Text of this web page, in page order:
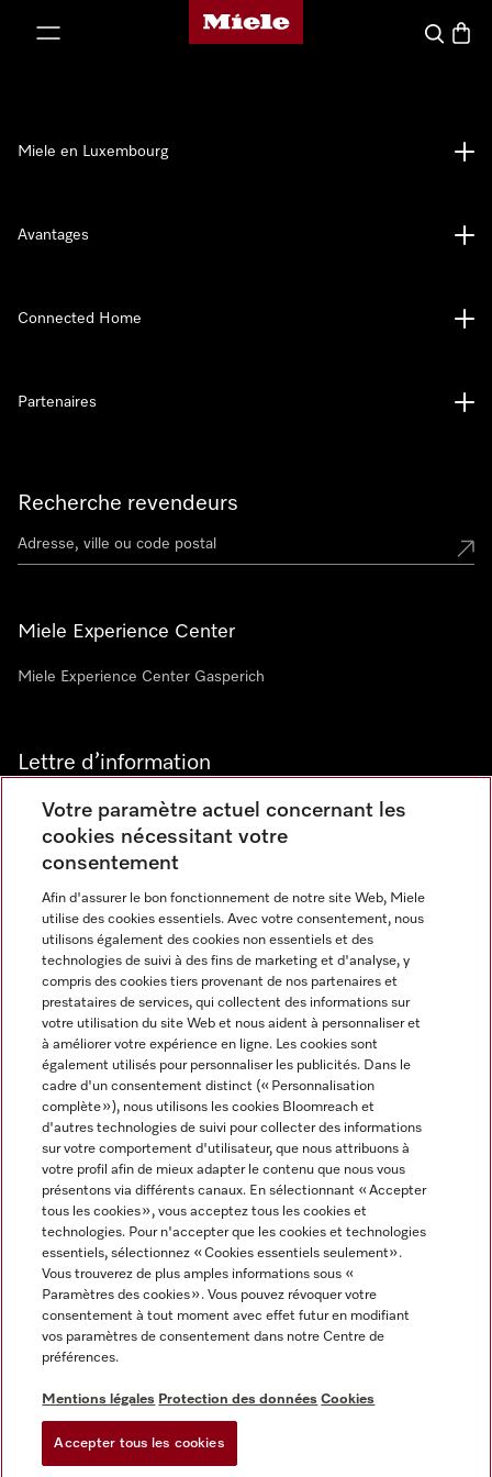
Page d'accueil de Miele
Panier
Recherche revendeurs
Miele Experience Center
Miele Experience Center Gasperich
Lettre d’information
Langue
FRANCAIS
Miele en Luxembourg
Avantages
Connected Home
Partenaires
Informations légales
CGV
Conditions d’utilisation
Déclaration d'accessibilité
Digital Services Act
Miele sur Instagram
Miele sur Youtube
Votre paramètre actuel concernant les
cookies nécessitant votre
consentement
Afin d'assurer le bon fonctionnement de notre site Web, Miele
utilise des cookies essentiels. Avec votre consentement, nous
utilisons également des cookies non essentiels et des
technologies de suivi à des fins de marketing et d'analyse, y
compris des cookies tiers provenant de nos partenaires et
prestataires de services, qui collectent des informations sur
votre utilisation du site Web et nous aident à personnaliser et
à améliorer votre expérience en ligne. Les cookies sont
également utilisés pour personnaliser les publicités. Dans le
cadre d'un consentement distinct (« Personnalisation
complète »), nous utilisons les cookies Bloomreach et
d'autres technologies de suivi pour collecter des informations
sur votre comportement d'utilisateur, que nous attribuons à
votre profil afin de mieux adapter le contenu que nous vous
présentons via différents canaux. En sélectionnant « Accepter
tous les cookies », vous acceptez tous les cookies et
technologies. Pour n'accepter que les cookies et technologies
essentiels, sélectionnez « Cookies essentiels seulement».
Vous trouverez de plus amples informations sous «
Paramètres des cookies ». Vous pouvez révoquer votre
consentement à tout moment avec effet futur en modifiant
vos paramètres de consentement dans notre Centre de
préférences.
Mentions légales Protection des données Cookies
Accepter tous les cookies